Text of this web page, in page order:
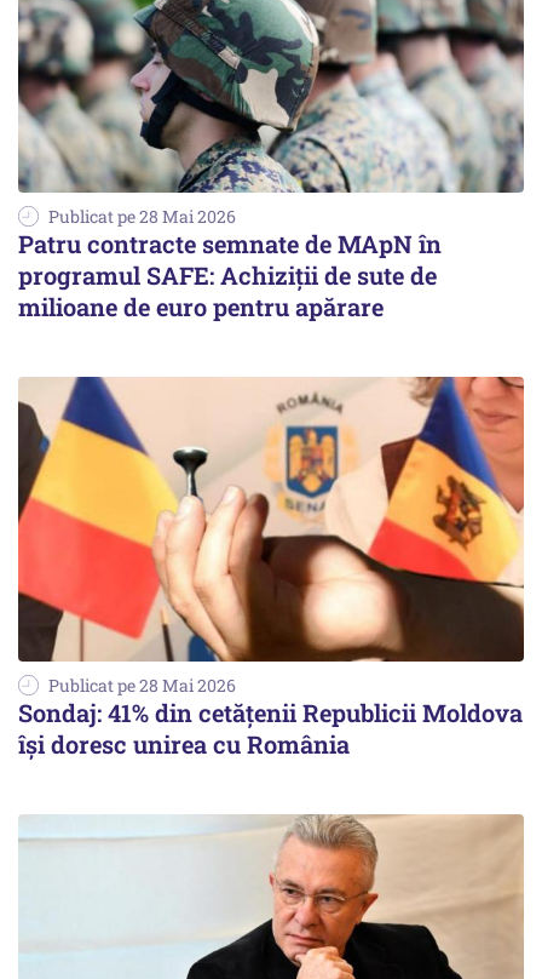
Publicat pe 28 Mai 2026
Patru contracte semnate de MApN în
programul SAFE: Achiziții de sute de
milioane de euro pentru apărare
Publicat pe 28 Mai 2026
Sondaj: 41% din cetățenii Republicii Moldova
își doresc unirea cu România